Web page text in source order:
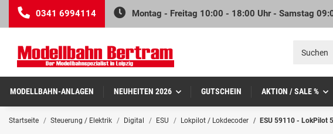
0341 6994114 Montag - Freitag 10:00 - 18:00 Uhr - Samstag
MODELLBAHN-ANLAGEN NEUHEITEN 2026 GUTSCHEIN AKTION / SALE %
Startseite Steuerung / Elektrik Digital ESU Lokpilot / Lokdecoder ESU 59110 - LokPilot